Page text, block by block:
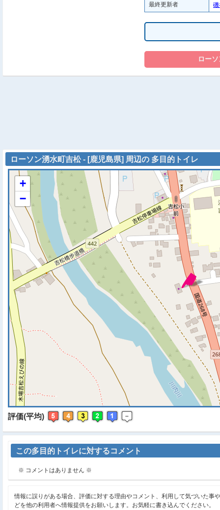
最終更新者
ローソン湧水町吉松 - [鹿児島県] 周辺の 多目的トイレ
※ マップを検索、表示中
+
−
評価(平均)
この多目的トイレに対するコメント
※ コメントはありません ※
情報に誤りがある場合、評価に対する理由やコメント、利用して気づいた事
どを他の利用者へ情報提供をお願いします。お気軽に書き込んでください。